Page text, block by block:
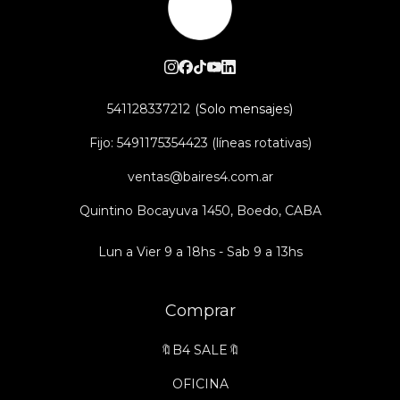
541128337212
Fijo: 5491175354423 (líneas rotativas)
ventas@baires4.com.ar
Quintino Bocayuva 1450, Boedo, CABA
Lun a Vier 9 a 18hs - Sab 9 a 13hs
Comprar
🔖B4 SALE🔖
OFICINA